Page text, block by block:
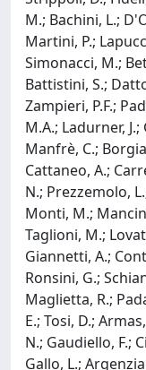
M.; Bachini, L.;
Martini, P.;
Simonacci, M.;
Battistini, S.;
Zampieri, P.F.;
M.A.; Ladurner,
Manfrè, C.;
Cattaneo, A.;
N.; Prezzemolo,
Monti, M.;
Taglioni, M.;
Giannetti, A.;
Ronsini, G.;
Maglietta, R.;
E.; Tosi, D.;
N.; Gaudiello, F.;
Gallo, L.;